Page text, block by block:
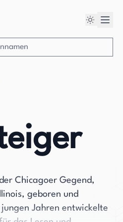
Chicagoer Gegend,
geboren und
Jahren entwickelte